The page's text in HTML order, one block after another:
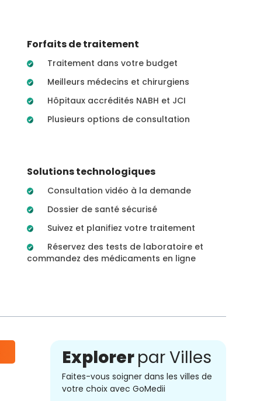
Forfaits de traitement
Traitement dans votre budget
Meilleurs médecins et chirurgiens
Hôpitaux accrédités NABH et JCI
Plusieurs options de consultation
Solutions technologiques
Consultation vidéo à la demande
Dossier de santé sécurisé
Suivez et planifiez votre traitement
Réservez des tests de laboratoire et
commandez des médicaments en ligne
Explorerpar Villes
Faites-vous soigner dans les villes de
votre choix avec GoMedii